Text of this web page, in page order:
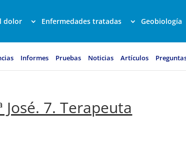
dolor Enfermedades tratadas Geobiología
Informes Pruebas Noticias Artículos
7. Terapeuta